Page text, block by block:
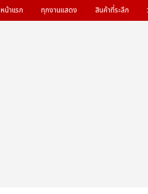
หน้าแรก ทุกงานแสดง สินค้าที่ระลึก